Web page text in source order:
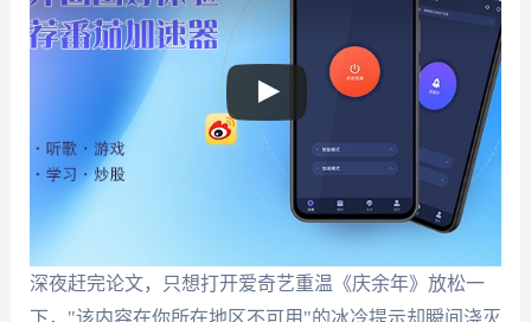
深夜赶完论文，只想打开爱奇艺重温《庆余年》放松一
下，"该内容在你所在地区不可用"的冰冷提示却瞬间浇灭